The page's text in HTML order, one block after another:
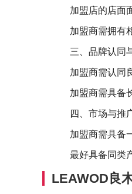
加盟店的店面
加盟商需拥有
三、品牌认同
加盟商需认同
加盟商需具备
四、市场与推
加盟商需具备
最好具备同类
LEAWOD良